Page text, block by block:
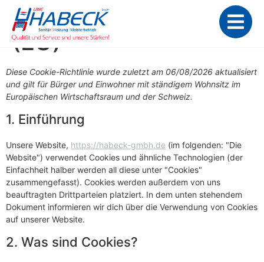
Cookie-Richtlinie
(EU)
Diese Cookie-Richtlinie wurde zuletzt am 06/08/2026 aktualisiert
und gilt für Bürger und Einwohner mit ständigem Wohnsitz im
Europäischen Wirtschaftsraum und der Schweiz.
1. Einführung
Unsere Website, https://habeck-gmbh.de (im folgenden: "Die
Website") verwendet Cookies und ähnliche Technologien (der
Einfachheit halber werden all diese unter "Cookies"
zusammengefasst). Cookies werden außerdem von uns
beauftragten Drittparteien platziert. In dem unten stehendem
Dokument informieren wir dich über die Verwendung von Cookies
auf unserer Website.
2. Was sind Cookies?